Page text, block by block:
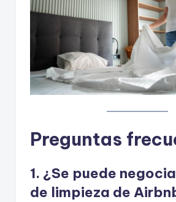
Preguntas
1. ¿Se puede
de limpieza de